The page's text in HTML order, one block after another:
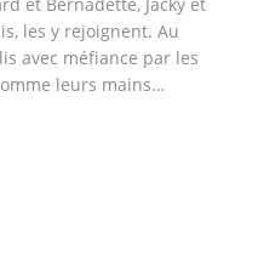
les y rejoignent. Au
avec méfiance par les
leurs mains…